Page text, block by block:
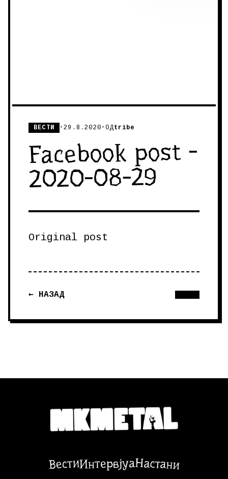
ВЕСТИ •29.8.2020 •ОДtribe
Facebook post -
2020-08-29
Original post
← НАЗАД
ВестиИнтервјуаНастани